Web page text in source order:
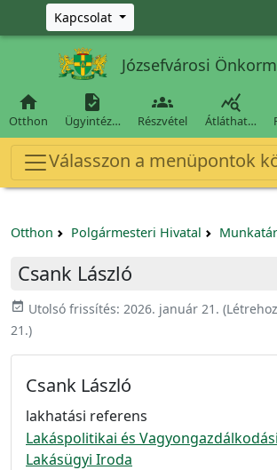
Ugrás a fő tartalomra
Kapcsolat
Józsefvárosi

Otthon

Ügyintéz…

Részvétel

Átláthat…
Válasszon a menüpontok
Otthon Polgármesteri Hivatal
Csank László
event_available Utolsó frissítés: 2026. január 21.
21.)
Csank László
lakhatási referens
Lakáspolitikai és
Lakásügyi Iroda